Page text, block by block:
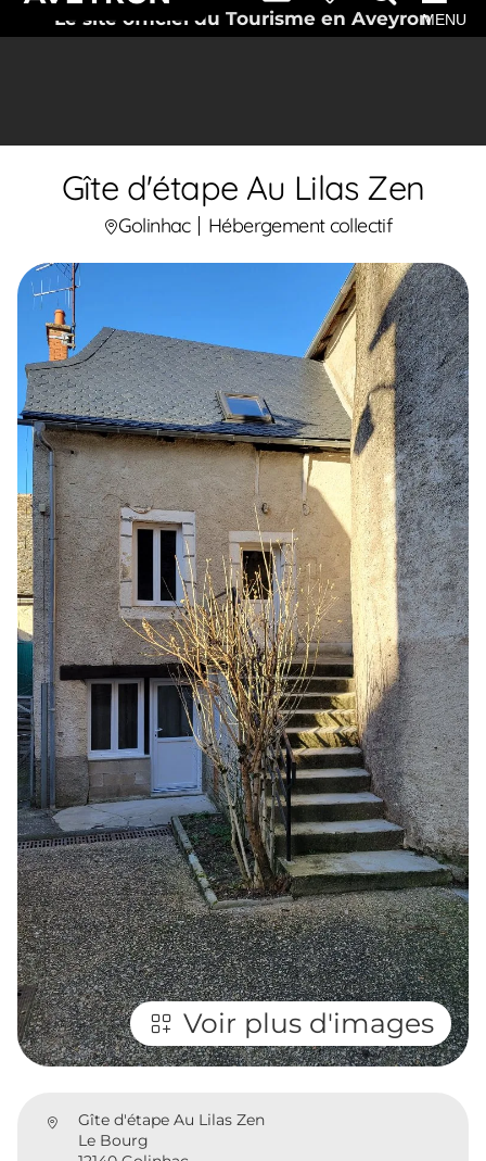
Le site officiel du Tourisme en AveyronMENU
Gîte d'étape Au Lilas Zen
Golinhac Hébergement collectif
Voir plus d'images
Gîte d'étape Au Lilas Zen
Le Bourg